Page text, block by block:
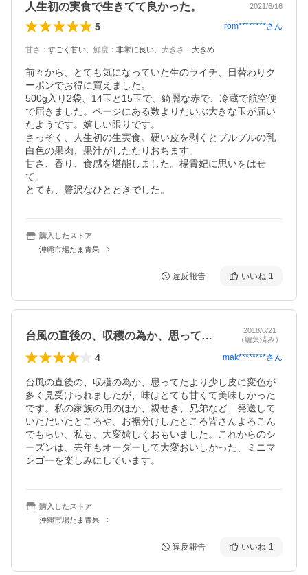
人生初の実食で生きてて良かった。 2021/6/16
5 rom********さん
甘さ ： すごく甘い 鮮度 ： 非常に良い 大きさ ： 大きめ
前々から、とても気になっていた生のライチ、日替わりク
ーポンでお得に買えました。
500g入り2袋、14玉と15玉で、綺麗な赤で、冷蔵で航空便
で届きました。ページにある数よりだいぶ大きな玉が届い
たようです。嬉しい限りです。
さっそく、人生初の生実食。硬い皮を剥くとプルプルの乳
白色の果肉、果汁がしたたりおちます。
甘さ、香り、食感を堪能しました。楊貴妃に思いをはせ
て。
とても、贅沢なひとときでした。
購入したストア
沖縄市場たま青果
違反報告 いいね 1
台風の直後の、収穫の為か、思ってたより…
2018/6/21
（編集済み）
4 mak********さん
台風の直後の、収穫の為か、思ってたより少し皮に変色が
多く見受けられましたが、味はとても甘くて美味しかった
です。私の家族の用のほか、親せき、兄弟など、発送して
いただいたところや、お裾分けしたところ皆さんよろこん
でもらい、私も、大変嬉しくおもいました。これからのシ
ーズンは、去年もオーダーして大変おいしかった、ミニマ
ンゴーを楽しみにしています。
購入したストア
沖縄市場たま青果
違反報告 いいね 1